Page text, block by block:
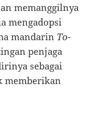
memanggilnya
mengadopsi
mandarin To-
penjaga
sebagai
memberikan